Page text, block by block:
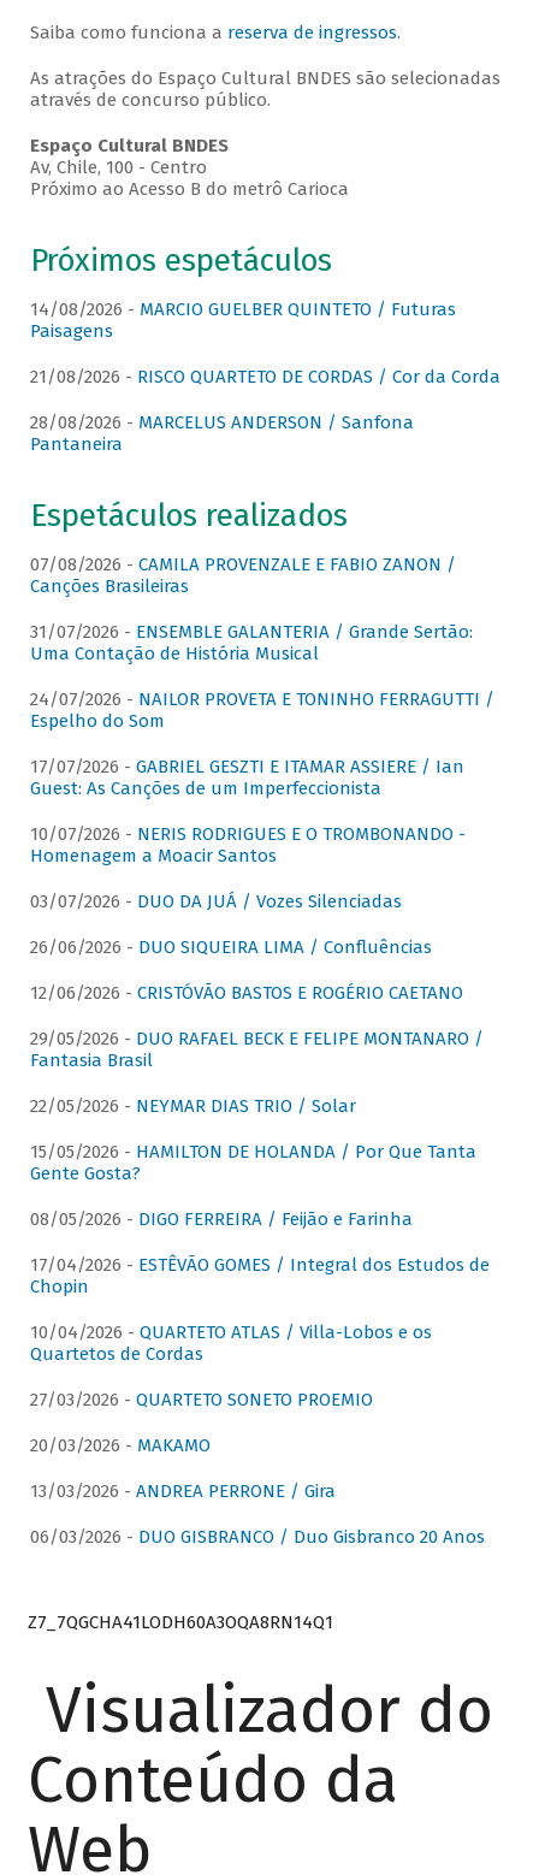
Saiba como funciona a reserva de ingressos.
As atrações do Espaço Cultural BNDES são selecionadas
através de concurso público.
Espaço Cultural BNDES
Av, Chile, 100 - Centro
Próximo ao Acesso B do metrô Carioca
Próximos espetáculos
14/08/2026 - MARCIO GUELBER QUINTETO / Futuras
Paisagens
21/08/2026 - RISCO QUARTETO DE CORDAS / Cor da Corda
28/08/2026 - MARCELUS ANDERSON / Sanfona
Pantaneira
Espetáculos realizados
07/08/2026 - CAMILA PROVENZALE E FABIO ZANON /
Canções Brasileiras
31/07/2026 - ENSEMBLE GALANTERIA / Grande Sertão:
Uma Contação de História Musical
24/07/2026 - NAILOR PROVETA E TONINHO FERRAGUTTI /
Espelho do Som
17/07/2026 - GABRIEL GESZTI E ITAMAR ASSIERE / Ian
Guest: As Canções de um Imperfeccionista
10/07/2026 - NERIS RODRIGUES E O TROMBONANDO -
Homenagem a Moacir Santos
03/07/2026 - DUO DA JUÁ / Vozes Silenciadas
26/06/2026 - DUO SIQUEIRA LIMA / Confluências
12/06/2026 - CRISTÓVÃO BASTOS E ROGÉRIO CAETANO
29/05/2026 - DUO RAFAEL BECK E FELIPE MONTANARO /
Fantasia Brasil
22/05/2026 - NEYMAR DIAS TRIO / Solar
15/05/2026 - HAMILTON DE HOLANDA / Por Que Tanta
Gente Gosta?
08/05/2026 - DIGO FERREIRA / Feijão e Farinha
17/04/2026 - ESTÊVÃO GOMES / Integral dos Estudos de
Chopin
10/04/2026 - QUARTETO ATLAS / Villa-Lobos e os
Quartetos de Cordas
27/03/2026 - QUARTETO SONETO PROEMIO
20/03/2026 - MAKAMO
13/03/2026 - ANDREA PERRONE / Gira
06/03/2026 - DUO GISBRANCO / Duo Gisbranco 20 Anos
Z7_7QGCHA41LODH60A3OQA8RN14Q1
Visualizador do
Conteúdo da
Web